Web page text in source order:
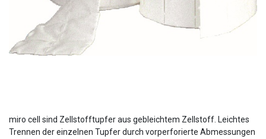
miro cell sind Zellstofftupfer aus gebleichtem Zellstoff. Leichtes
Trennen der einzelnen Tupfer durch vorperforierte Abmessungen